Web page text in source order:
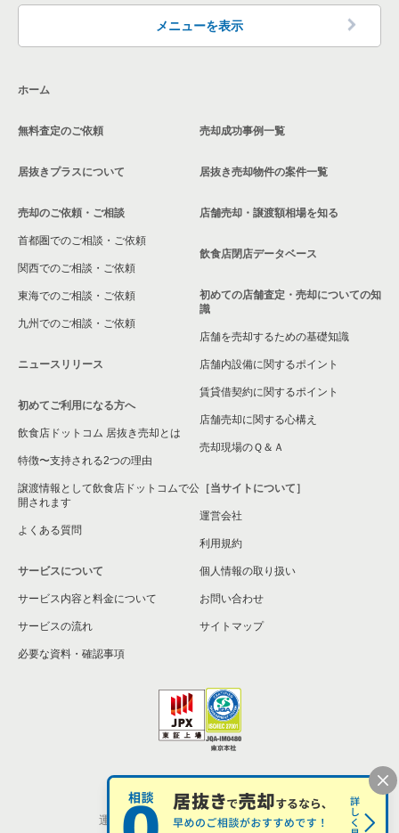
品川区の飲食店の居抜き売却物件の案件一覧
中野区の飲食店の居抜き売却物件の案件一覧
東京23区の洋食の居抜き売却物件の案件一覧
千代田区の洋食の居抜き売却物件の案件一覧
メニューを表示
ホーム
無料査定のご依頼
居抜きプラスについて
売却のご依頼・ご相談
首都圏でのご相談・ご依頼
関西でのご相談・ご依頼
東海でのご相談・ご依頼
九州でのご相談・ご依頼
ニュースリリース
初めてご利用になる方へ
飲食店ドットコム 居抜き売却とは
特徴〜支持される2つの理由
譲渡情報として飲食店ドットコムで公
開されます
よくある質問
サービスについて
サービス内容と料金について
サービスの流れ
必要な資料・確認事項
売却成功事例一覧
居抜き売却物件の案件一覧
店舗売却・譲渡額相場を知る
飲食店閉店データベース
初めての店舗査定・売却についての知
識
店舗を売却するための基礎知識
店舗内設備に関するポイント
賃貸借契約に関するポイント
店舗売却に関する心構え
売却現場のＱ＆Ａ
［当サイトについて］
運営会社
利用規約
個人情報の取り扱い
お問い合わせ
サイトマップ
個人情報の取扱い
運営会社 株式会社シンクロ・フード